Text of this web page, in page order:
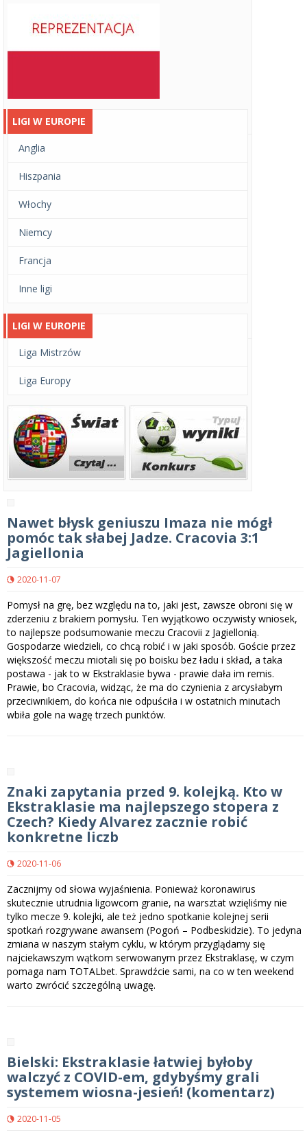
LIGI W EUROPIE
Anglia
Hiszpania
Włochy
Niemcy
Francja
Inne ligi
LIGI W EUROPIE
Liga Mistrzów
Liga Europy
Nawet błysk geniuszu Imaza nie mógł
pomóc tak słabej Jadze. Cracovia 3:1
Jagiellonia
2020-11-07
Pomysł na grę, bez względu na to, jaki jest, zawsze obroni się w
zderzeniu z brakiem pomysłu. Ten wyjątkowo oczywisty wniosek,
to najlepsze podsumowanie meczu Cracovii z Jagiellonią.
Gospodarze wiedzieli, co chcą robić i w jaki sposób. Goście przez
większość meczu miotali się po boisku bez ładu i skład, a taka
postawa - jak to w Ekstraklasie bywa - prawie dała im remis.
Prawie, bo Cracovia, widząc, że ma do czynienia z arcysłabym
przeciwnikiem, do końca nie odpuściła i w ostatnich minutach
wbiła gole na wagę trzech punktów.
Znaki zapytania przed 9. kolejką. Kto w
Ekstraklasie ma najlepszego stopera z
Czech? Kiedy Alvarez zacznie robić
konkretne liczb
2020-11-06
Zacznijmy od słowa wyjaśnienia. Ponieważ koronawirus
skutecznie utrudnia ligowcom granie, na warsztat wzięliśmy nie
tylko mecze 9. kolejki, ale też jedno spotkanie kolejnej serii
spotkań rozgrywane awansem (Pogoń – Podbeskidzie). To jedyna
zmiana w naszym stałym cyklu, w którym przyglądamy się
najciekawszym wątkom serwowanym przez Ekstraklasę, w czym
pomaga nam TOTALbet. Sprawdźcie sami, na co w ten weekend
warto zwrócić szczególną uwagę.
Bielski: Ekstraklasie łatwiej byłoby
walczyć z COVID-em, gdybyśmy grali
systemem wiosna-jesień! (komentarz)
2020-11-05